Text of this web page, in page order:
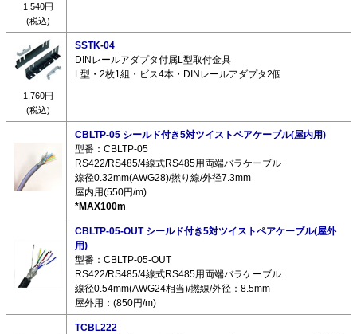
1,540円
(税込)
1,760円
(税込)
SSTK-04
DINレールアダプタ付属L型取付金具
L型・2枚1組・ビス4本・DINレールアダプタ2個
CBLTP-05 シールド付き5対ツイストペアケーブル(屋内用)
型番：CBLTP-05
RS422/RS485/4線式RS485用両端バラケーブル
線径0.32mm(AWG28)/撚り線/外径7.3mm
屋内用(550円/m)
*MAX100m
CBLTP-05-OUT シールド付き5対ツイストペアケーブル(屋外
用)
型番：CBLTP-05-OUT
RS422/RS485/4線式RS485用両端バラケーブル
線径0.54mm(AWG24相当)/撚線/外径：8.5mm
屋外用：(850円/m)
TCBL222